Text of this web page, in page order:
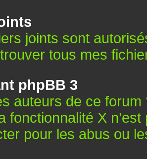
joints sont
tous mes
phpBB 3
auteurs de ce forum
fonctionnalité X
pour les abus ou